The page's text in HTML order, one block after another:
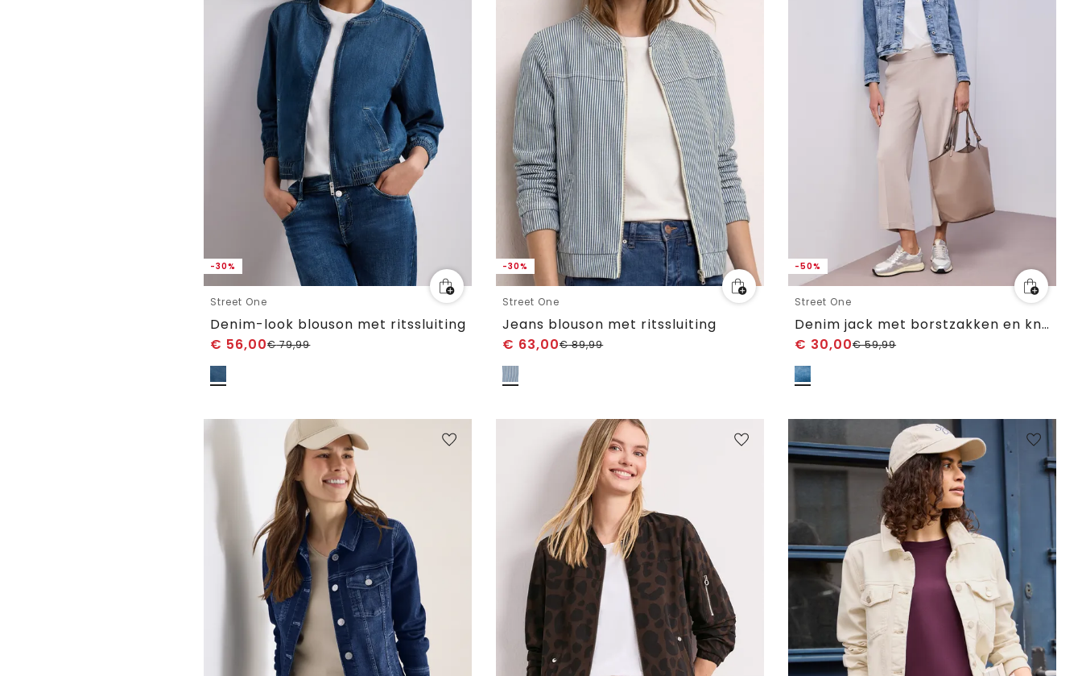
-30%
Street One
Denim-look blouson met ritssluiting
€ 56,00€79,99
-30%
Street One
Jeans blouson met ritssluiting
€ 63,00€89,99
-50%
Street One
Denim jack met borstzakken en knopen
€ 30,00€59,99